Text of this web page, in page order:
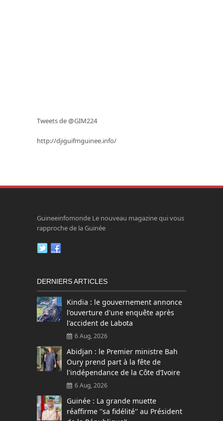
Tweets de @GIM224
http://djiguifmguinee.info/
Guineeinfomonde Le nouveau magazine qui vous
rapproche de la Guinée
DERNIERS ARTICLES
Kindia : le gouvernement annonce
l'ouverture d'une enquête après
l'accident de Labota
6 Aug, 2026
Abidjan : le Premier ministre Bah
Oury prend part à la fête de
l'indépendance de la Côte d’Ivoire
6 Aug, 2026
Guinée : La grande muette
réaffirme ''sa fidélité'' au Président